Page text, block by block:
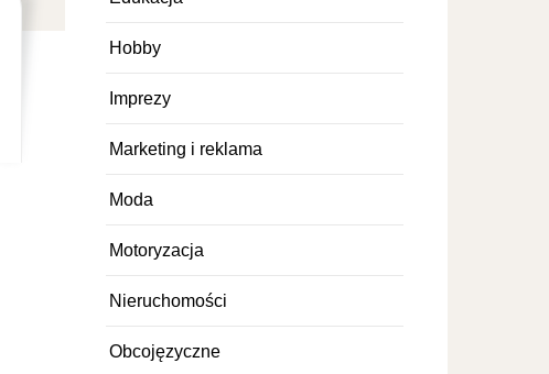
Hobby
Imprezy
Marketing i reklama
Moda
Motoryzacja
Nieruchomości
Obcojęzyczne